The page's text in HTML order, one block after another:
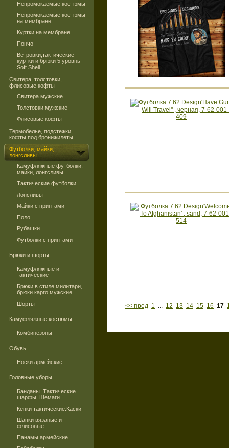
Непромокаемые костюмы
Непромокаемые костюмы
на мембране
Куртки на мембране
Пончо
Ветровки,тактические
куртки и брюки 5 уровнь
Soft Shell
Свитера, толстовки,
флисовые кофты
Свитера мужские
Толстовки мужские
Флисовые кофты
Термобелье, подстежки,
кофты под бронижилеты
Футболки, майки,
лонгсливы
Камуфляжные футболки,
майки, лонгсливы
Тактические футболки
Лонсливы
Майки с принтами
Поло
Рубашки
Футболки с принтами
Брюки и шорты
Камуфляжные и
тактические
Брюки в стиле милитари,
брюки карго мужские
Шорты
Камуфляжные костюмы
Комбинезоны
Обувь
Носки армейские
Головные уборы
Банданы. Тактические
шарфы. Шемаги
Кепки тактические.Каски
Шапки вязаные и
флисовые
Панамы армейские
<< пред 1 ... 12 13 14 15 16 17